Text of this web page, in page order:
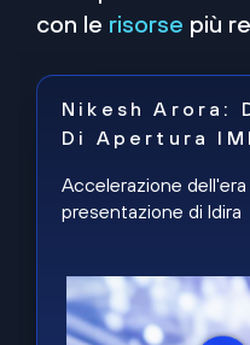
con le risorse più
Nikesh Arora:
Di Apertura
Accelerazione
presentazione di Idira